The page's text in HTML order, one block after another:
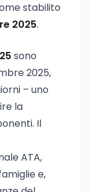
stabilito
2025.
sono
2025,
– uno
la
Il
ATA,
e,